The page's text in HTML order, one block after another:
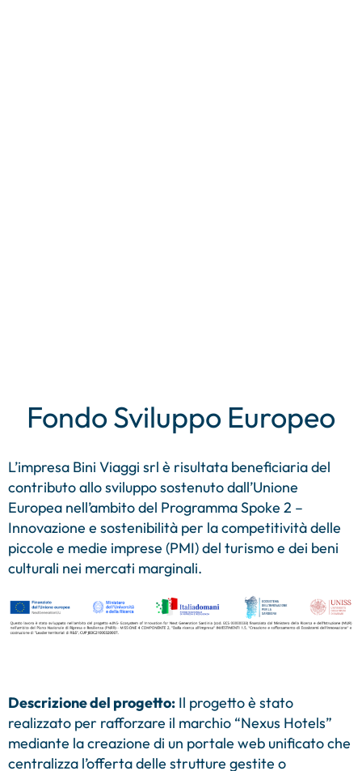
Fondo Sviluppo Europeo
L’impresa Bini Viaggi srl è risultata beneficiaria del
contributo allo sviluppo sostenuto dall’Unione
Europea nell’ambito del Programma Spoke 2 –
Innovazione e sostenibilità per la competitività delle
piccole e medie imprese (PMI) del turismo e dei beni
culturali nei mercati marginali.
Descrizione del progetto: Il progetto è stato
realizzato per rafforzare il marchio “Nexus Hotels”
mediante la creazione di un portale web unificato che
centralizza l’offerta delle strutture gestite o